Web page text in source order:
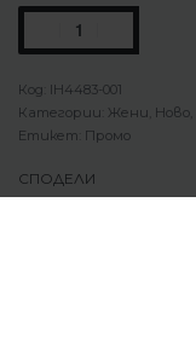
IH4483-001
Категории: Жени Ново
Етикет: Промо
СПОДЕЛИ